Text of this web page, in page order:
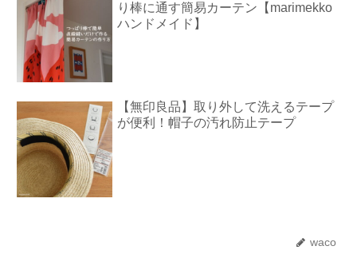
り棒に通す簡易カーテン【marimekko
ハンドメイド】
【無印良品】取り外して洗えるテープ
が便利！帽子の汚れ防止テープ
waco